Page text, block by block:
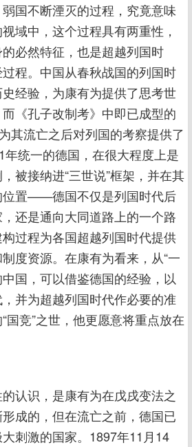
国不断湮灭的过程，究竟意味
域中，这个过程具有两重性，
必然特征，也是超越列国时
程。中国从春秋战国的列国时
经验，为康有为提供了思考世
《孔子改制考》中即已成型的
其流亡之后对列国的考察提供了
统一的德国，在很大程度上是
被接纳进“三世说”框架，并在其
位置——德国不仅是列国时代后
还是通向大同道路上的一个路
过程为各国超越列国时代提供
度资源。在康有为看来，从“一
中国，可以借鉴德国的经验，以
并为超越列国时代作必要的准
国竞”之世，他更愿意将重点放在
认识，是康有为在戊戌变法之
成的，但在流亡之前，德国已
刺激的国家。1897年11月14